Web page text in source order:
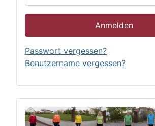
Anmelden
Passwort vergessen?
Benutzername vergessen?